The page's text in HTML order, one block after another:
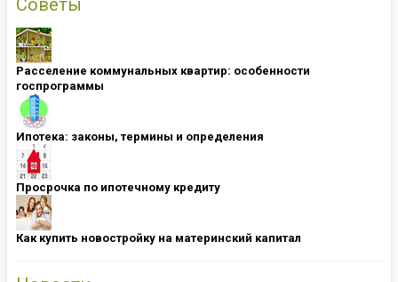
Советы
Расселение коммунальных квартир: особенности
госпрограммы
Ипотека: ​​​​​​​законы, термины и определения
Просрочка по ипотечному кредиту
Как купить новостройку на материнский капитал